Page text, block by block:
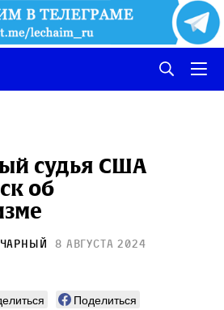
судья США
об
8 августа 2024
Поделиться